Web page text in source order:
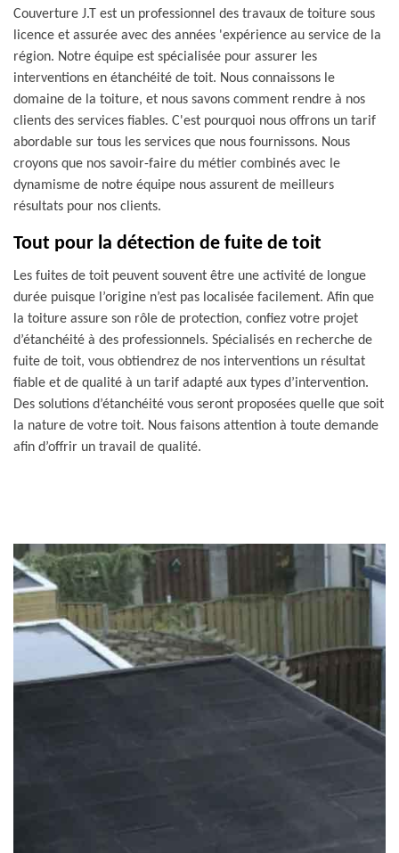
Couverture J.T est un professionnel des travaux de toiture sous
licence et assurée avec des années 'expérience au service de la
région. Notre équipe est spécialisée pour assurer les
interventions en étanchéité de toit. Nous connaissons le
domaine de la toiture, et nous savons comment rendre à nos
clients des services fiables. C'est pourquoi nous offrons un tarif
abordable sur tous les services que nous fournissons. Nous
croyons que nos savoir-faire du métier combinés avec le
dynamisme de notre équipe nous assurent de meilleurs
résultats pour nos clients.
Tout pour la détection de fuite de toit
Les fuites de toit peuvent souvent être une activité de longue
durée puisque l’origine n’est pas localisée facilement. Afin que
la toiture assure son rôle de protection, confiez votre projet
d’étanchéité à des professionnels. Spécialisés en recherche de
fuite de toit, vous obtiendrez de nos interventions un résultat
fiable et de qualité à un tarif adapté aux types d’intervention.
Des solutions d’étanchéité vous seront proposées quelle que soit
la nature de votre toit. Nous faisons attention à toute demande
afin d’offrir un travail de qualité.